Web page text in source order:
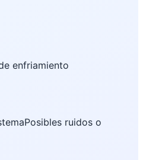
enfriamiento
Posibles ruidos o